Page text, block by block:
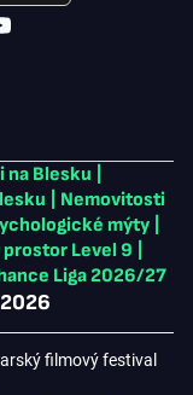
na Blesku
Nemovitosti
mýty
Level 9
Liga 2026/27
filmový festival